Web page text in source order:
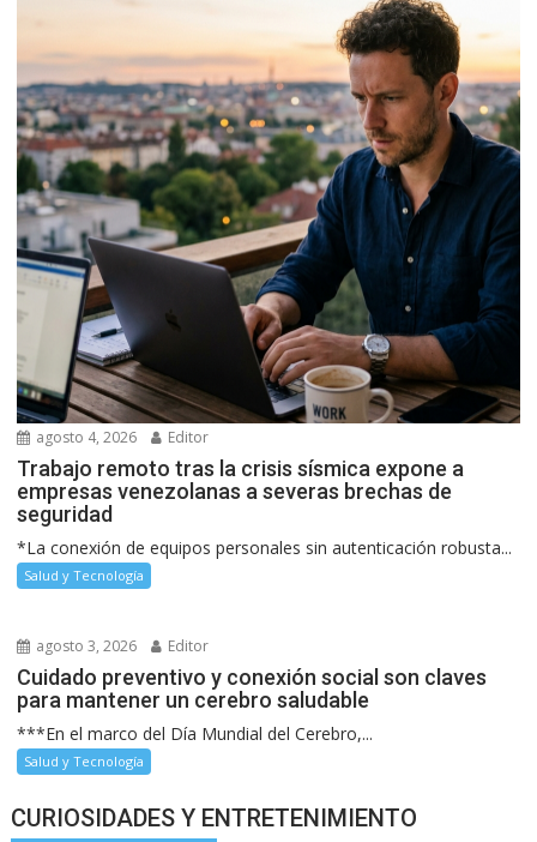
agosto 4, 2026 Editor
Trabajo remoto tras la crisis sísmica expone a
empresas venezolanas a severas brechas de
seguridad
*La conexión de equipos personales sin autenticación robusta...
Salud y Tecnología
agosto 3, 2026 Editor
Cuidado preventivo y conexión social son claves
para mantener un cerebro saludable
***En el marco del Día Mundial del Cerebro,...
Salud y Tecnología
CURIOSIDADES Y ENTRETENIMIENTO